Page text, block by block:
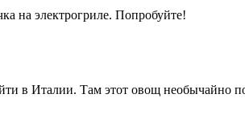
на электрогриле. Попробуйте!
в Италии. Там этот овощ необычайно